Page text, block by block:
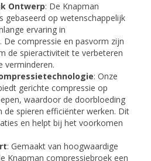
Ontwerp: De Knapman
gebaseerd op wetenschappelijk
ervaring in
De compressie en pasvorm zijn
de spieractiviteit te verbeteren
verminderen.
: Onze
gerichte compressie op
waardoor de doorbloeding
de spieren efficiënter werken. Dit
en helpt bij het voorkomen
: Gemaakt van hoogwaardige
Knapman compressiebroek een